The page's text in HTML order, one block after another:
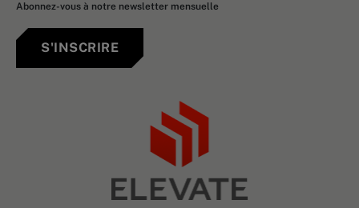
Abonnez-vous à notre newsletter mensuelle
S'INSCRIRE